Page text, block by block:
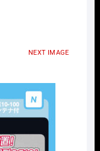
NEXT IMAGE